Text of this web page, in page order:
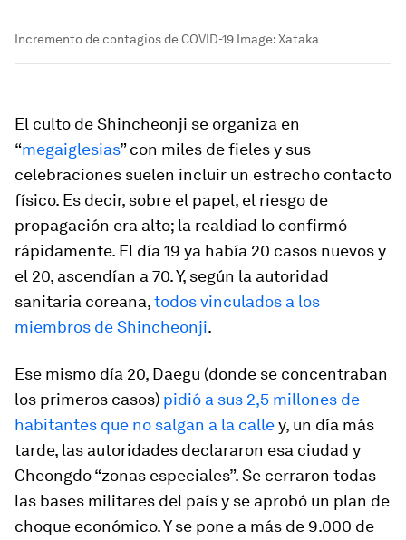
Incremento de contagios de COVID-19 Image:Xataka
El culto de Shincheonji se organiza en
“megaiglesias” con miles de fieles y sus
celebraciones suelen incluir un estrecho contacto
físico. Es decir, sobre el papel, el riesgo de
propagación era alto; la realdiad lo confirmó
rápidamente. El día 19 ya había 20 casos nuevos y
el 20, ascendían a 70. Y, según la autoridad
sanitaria coreana,todos vinculados a los
miembros de Shincheonji.
Ese mismo día 20, Daegu (donde se concentraban
los primeros casos) pidió a sus 2,5 millones de
habitantes que no salgan a la calley, un día más
tarde, las autoridades declararon esa ciudad y
Cheongdo “zonas especiales”. Se cerraron todas
las bases militares del país y se aprobó un plan de
choque económico. Y se pone a más de 9.000 de